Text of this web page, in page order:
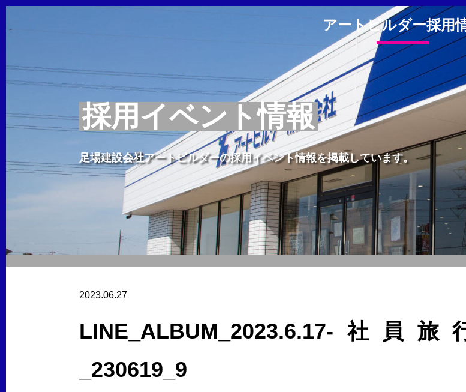
アートビルダー採用
採用イベント情報
足場建設会社アートビルダーの採用イベント情報を掲載しています。
2023.06.27
LINE_ALBUM_2023.6.17-社員
_230619_9